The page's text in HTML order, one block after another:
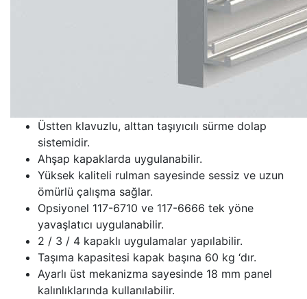
Üstten klavuzlu, alttan taşıyıcılı sürme dolap
sistemidir.
Ahşap kapaklarda uygulanabilir.
Yüksek kaliteli rulman sayesinde sessiz ve uzun
ömürlü çalışma sağlar.
Opsiyonel 117-6710 ve 117-6666 tek yöne
yavaşlatıcı uygulanabilir.
2 / 3 / 4 kapaklı uygulamalar yapılabilir.
Taşıma kapasitesi kapak başına 60 kg ‘dır.
Ayarlı üst mekanizma sayesinde 18 mm panel
kalınlıklarında kullanılabilir.